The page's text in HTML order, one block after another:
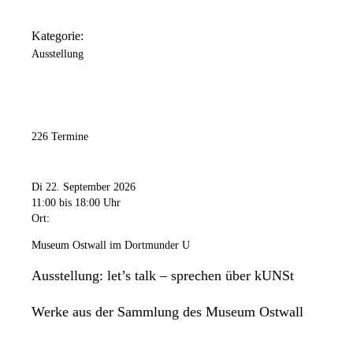
Kategorie:
Ausstellung
226 Termine
Di 22. September 2026
11:00 bis 18:00 Uhr
Ort:
Museum Ostwall im Dortmunder U
Ausstellung: let’s talk – sprechen über kUNSt
Werke aus der Sammlung des Museum Ostwall